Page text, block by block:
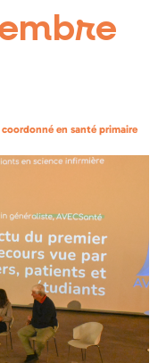
coordonné en santé primaire